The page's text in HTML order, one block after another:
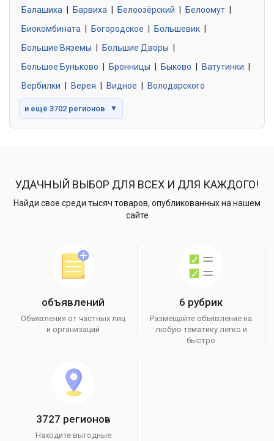
Знакомства без обязательств
0 объявлений
Балашиха
Барвиха Белоозёрский Белоомут
Биокомбината
Богородское Большевик
Большие Вяземы
Большие Дворы
Большое Буньково
Бронницы Быково Ватутинки
Вербилки
Верея Видное Володарского
и ещё 3702 регионов ▼
УДАЧНЫЙ ВЫБОР ДЛЯ ВСЕХ И ДЛЯ КАЖДОГО!
Найди свое среди тысяч товаров, опубликованных на нашем
сайте
объявлений
Объявления от частных лиц
и организаций
6 рубрик
Размещайте объявление на
любую тематику легко и
быстро
3727 регионов
Находите выгодные